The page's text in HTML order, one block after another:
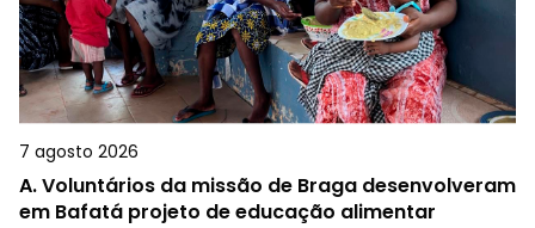
7 agosto 2026
A.Voluntários da missão de Braga desenvolveram
em Bafatá projeto de educação alimentar